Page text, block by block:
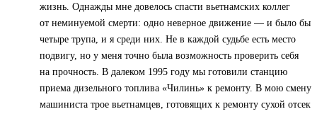
жизнь. Однажды мне довелось спасти вьетнамских коллег
от неминуемой смерти: одно неверное движение — и было бы
четыре трупа, и я среди них. Не в каждой судьбе есть место
подвигу, но у меня точно была возможность проверить себя
на прочность. В далеком 1995 году мы готовили станцию
приема дизельного топлива «Чилинь» к ремонту. В мою смену
машиниста трое вьетнамцев, готовящих к ремонту сухой отсек